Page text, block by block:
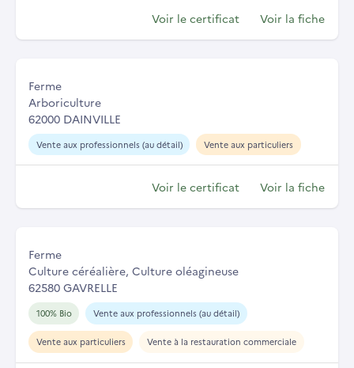
Voir le certificat Voir la fiche
Ferme
Arboriculture
62000 DAINVILLE
Vente aux professionnels (au détail) Vente aux particuliers
Voir le certificat Voir la fiche
Ferme
Culture céréalière, Culture oléagineuse
62580 GAVRELLE
100% Bio Vente aux professionnels (au détail)
Vente aux particuliers Vente à la restauration commerciale